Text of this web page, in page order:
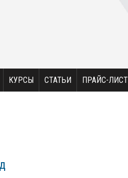
КУРСЫ СТАТЬИ ПРАЙС-ЛИСТ